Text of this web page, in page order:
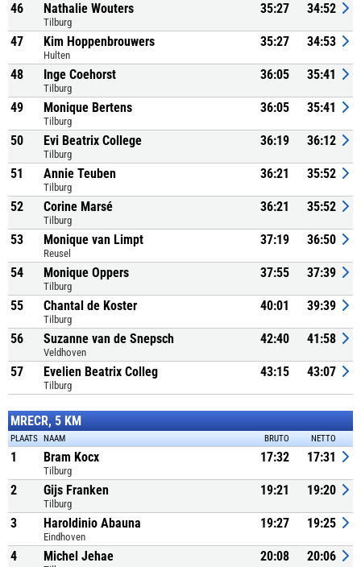
46 Nathalie Wouters
Tilburg
35:27 34:52
47 Kim Hoppenbrouwers
Hulten
35:27 34:53
48 Inge Coehorst
Tilburg
36:05 35:41
49 Monique Bertens
Tilburg
36:05 35:41
50 Evi Beatrix College
Tilburg
36:19 36:12
51 Annie Teuben
Tilburg
36:21 35:52
52 Corine Marsé
Tilburg
36:21 35:52
53 Monique van Limpt
Reusel
37:19 36:50
54 Monique Oppers
Tilburg
37:55 37:39
55 Chantal de Koster
Tilburg
40:01 39:39
56 Suzanne van de Snepsch
Veldhoven
42:40 41:58
57 Evelien Beatrix Colleg
Tilburg
43:15 43:07
MRECR, 5 KM
PLAATS NAAM BRUTO NETTO
1 Bram Kocx
Tilburg
17:32 17:31
2 Gijs Franken
Tilburg
19:21 19:20
3 Haroldinio Abauna
Eindhoven
19:27 19:25
4 Michel Jehae 20:08 20:06